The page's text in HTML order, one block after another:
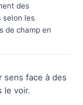
des
selon les
de champ en
sens face à des
le voir.